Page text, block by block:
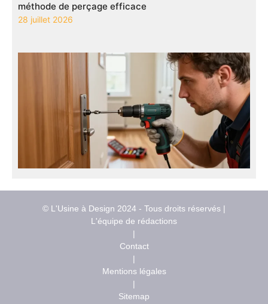
méthode de perçage efficace
28 juillet 2026
© L'Usine à Design 2024 - Tous droits réservés |
L'équipe de rédactions
|
Contact
|
Mentions légales
|
Sitemap